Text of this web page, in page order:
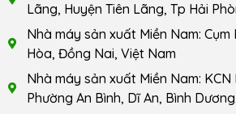
Lãng, Huyện Tiên Lãng, Tp Hải
Nhà máy sản xuất Miền Nam: Cụm
Hòa, Đồng Nai, Việt Nam
Nhà máy sản xuất Miền Nam:
Phường An Bình, Dĩ An, Bình